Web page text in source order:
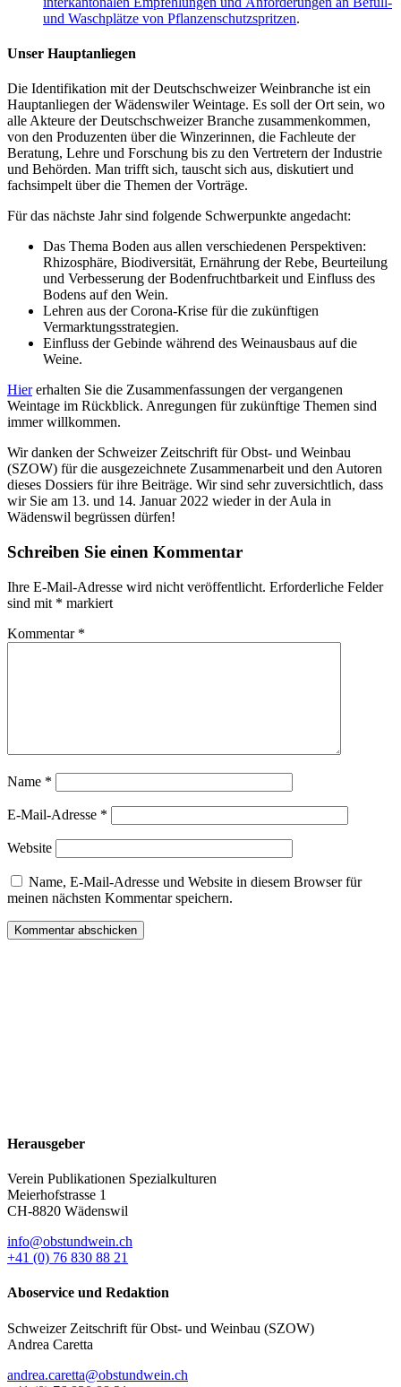
und Waschplätze von Pflanzenschutzspritzen.
Unser Hauptanliegen
Die Identifikation mit der Deutschschweizer Weinbranche ist ein
Hauptanliegen der Wädenswiler Weintage. Es soll der Ort sein, wo
alle Akteure der Deutschschweizer Branche zusammenkommen,
von den Produzenten über die Winzerinnen, die Fachleute der
Beratung, Lehre und Forschung bis zu den Vertretern der Industrie
und Behörden. Man trifft sich, tauscht sich aus, diskutiert und
fachsimpelt über die Themen der Vorträge.
Für das nächste Jahr sind folgende Schwerpunkte angedacht:
Das Thema Boden aus allen verschiedenen Perspektiven:
Rhizosphäre, Biodiversität, Ernährung der Rebe, Beurteilung
und Verbesserung der Bodenfruchtbarkeit und Einfluss des
Bodens auf den Wein.
Lehren aus der Corona-Krise für die zukünftigen
Vermarktungsstrategien.
Einfluss der Gebinde während des Weinausbaus auf die
Weine.
Hiererhalten Sie die Zusammenfassungen der vergangenen
Weintage im Rückblick. Anregungen für zukünftige Themen sind
immer willkommen.
Wir danken der Schweizer Zeitschrift für Obst- und Weinbau
(SZOW) für die ausgezeichnete Zusammenarbeit und den Autoren
dieses Dossiers für ihre Beiträge. Wir sind sehr zuversichtlich, dass
wir Sie am 13. und 14. Januar 2022 wieder in der Aula in
Wädenswil begrüssen dürfen!
Schreiben Sie einen Kommentar
Ihre E-Mail-Adresse wird nicht veröffentlicht. Erforderliche Felder
sind mit * markiert
Kommentar *
Name *
E-Mail-Adresse *
Website
Name, E-Mail-Adresse und Website in diesem Browser für
meinen nächsten Kommentar speichern.
Herausgeber
Verein Publikationen Spezialkulturen
Meierhofstrasse 1
CH-8820 Wädenswil
info@obstundwein.ch
+41 (0) 76 830 88 21
Aboservice und Redaktion
Schweizer Zeitschrift für Obst- und Weinbau (SZOW)
Andrea Caretta
andrea.caretta@obstundwein.ch